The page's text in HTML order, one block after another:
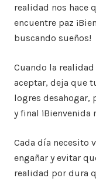
realidad nos hace
encuentre paz
buscando sueños!
Cuando la
aceptar, deja que
logres desahogar,
y final
Cada día necesito
engañar y evitar
realidad por dura